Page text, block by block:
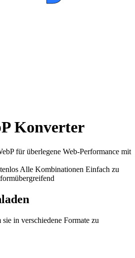
Konverter
für überlegene Web-Performance mit
Alle Kombinationen Einfach zu
in verschiedene Formate zu